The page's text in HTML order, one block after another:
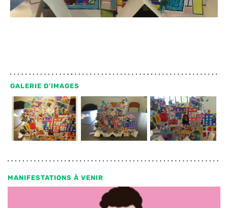
GALERIE D’IMAGES
MANIFESTATIONS À VENIR